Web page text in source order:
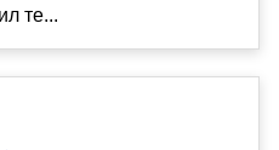
те...